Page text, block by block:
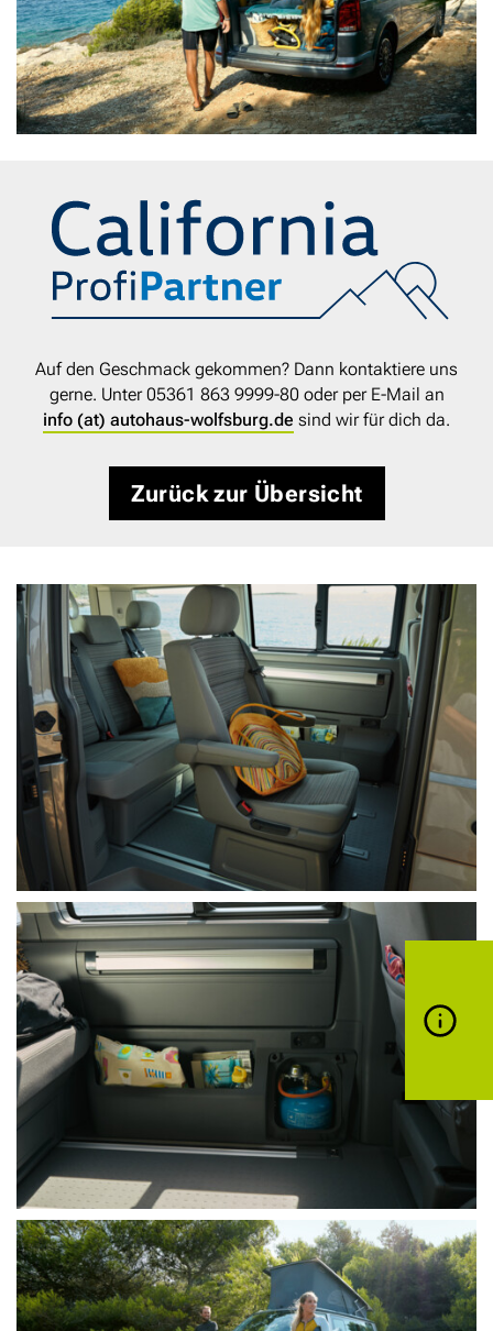
Auf den Geschmack gekommen? Dann kontaktiere uns
gerne. Unter 05361 863 9999-80 oder per E-Mail an
info (at) autohaus-wolfsburg.de sind wir für dich da.
Zurück zur Übersicht